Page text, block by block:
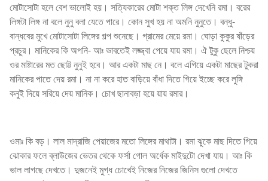
মোটাসোটা হলে বেশ ভালোই হয়। সত্যিকারের মোটা শক্ত লিঙ্গ দেখেনি রমা। বরের
লিঙ্গটা লিঙ্গ না বলে নুনু বলা যেতে পারে। কোন সুখ হয় না অমনি নুনুতে। বন্ধু-
বান্ধবের মুখে মোটাসোটা লিঙ্গের গল্প শুনেছে। গ্রামের মেয়ে রমা। ঘোড়া কুকুর ষাঁড়ের
প্রচুর। মানিকের কি অপনি- আঃ ভাবতেই লজ্জ্বা পেয়ে যায় রমা। ঐ টুকু ছেলে নিশ্চয়
ওর মাষ্টারের মত ছোট্ট নুনুই হবে। আর একটা মাছ নে। বলে এগিয়ে একটা মাছের টুকরা
মানিকের পাতে দেয় রমা। না না করে হাত বাড়িয়ে বাঁধা দিতে গিয়ে ইচ্ছে করে লুঙ্গি
কনুই দিয়ে সরিয়ে দেয় মানিক। চোখ ছানাবড়া হয়ে য়ায় রমার।
ওমাঃ কি বড়। লাল মাদ্রাজি পেয়াজের মতো লিঙ্গের মাথাটা। রমা ঝুকে মাছ দিতে গিয়ে
ঝোকার ফলে ব্লাউজের ভেতর থেকে ফর্সা গোল অর্ধেক মাইদুটো দেখা যায়। আঃ কি
ভাল লাগছে দেখতে। দুজনেই মুগ্ধ চোখেই নিজের নিজের জিনিস গুলো দেখতে